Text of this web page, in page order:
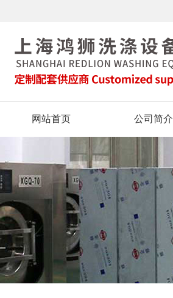
网站首页 公司简介